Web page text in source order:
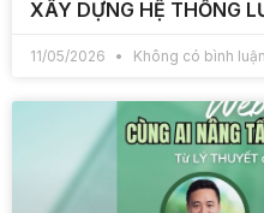
XÂY DỰNG HỆ THỐNG
11/05/2026 Không có bình luận